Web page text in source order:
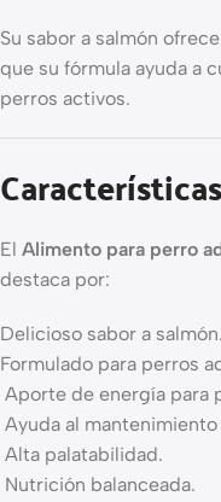
Su sabor a salmón
que su fórmula ayuda a
perros activos.
El Alimento para perro
destaca por:
Delicioso sabor a salmón.
Formulado para perros
Aporte de energía para
Ayuda al
Alta palatabilidad.
Nutrición balanceada.